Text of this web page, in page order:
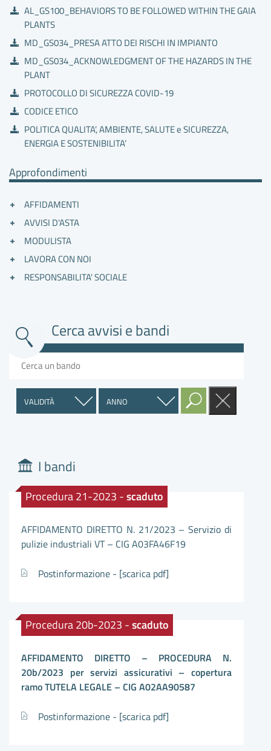
AL_GS100_BEHAVIORS TO BE FOLLOWED WITHIN THE GAIA
PLANTS
MD_GS034_PRESA ATTO DEI RISCHI IN IMPIANTO
MD_GS034_ACKNOWLEDGMENT OF THE HAZARDS IN THE
PLANT
PROTOCOLLO DI SICUREZZA COVID-19
CODICE ETICO
POLITICA QUALITA’, AMBIENTE, SALUTE e SICUREZZA,
ENERGIA E SOSTENIBILITA’
Approfondimenti
AFFIDAMENTI
AVVISI D'ASTA
MODULISTA
LAVORA CON NOI
RESPONSABILITA' SOCIALE
Cerca avvisi e bandi
I bandi
Procedura 21-2023 -scaduto
AFFIDAMENTO DIRETTO N. 21/2023 – Servizio di
pulizie industriali VT – CIG A03FA46F19
Postinformazione - [scarica pdf]
Procedura 20b-2023 -scaduto
AFFIDAMENTO DIRETTO – PROCEDURA N.
20b/2023 per servizi assicurativi – copertura
ramo TUTELA LEGALE – CIG A02AA90587
Postinformazione - [scarica pdf]